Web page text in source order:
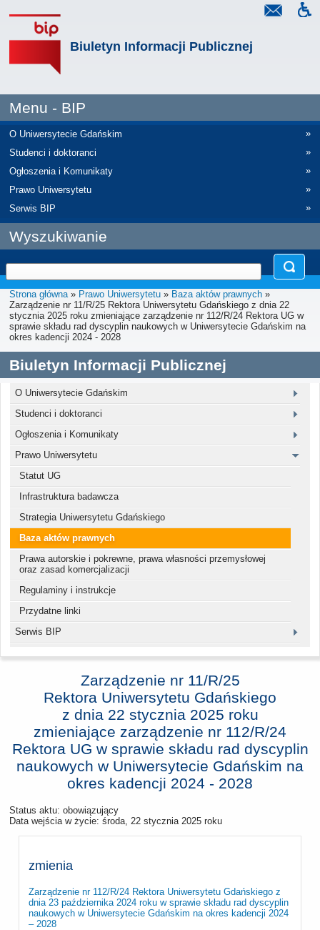
Biuletyn Informacji Publicznej
Menu - BIP
O Uniwersytecie Gdańskim
»
Studenci i doktoranci
»
Ogłoszenia i Komunikaty
»
Prawo Uniwersytetu
»
Serwis BIP
»
Wyszukiwanie
Strona główna» Prawo Uniwersytetu » Baza aktów prawnych »
Zarządzenie nr 11/R/25 Rektora Uniwersytetu Gdańskiego z dnia 22
stycznia 2025 roku zmieniające zarządzenie nr 112/R/24 Rektora UG w
sprawie składu rad dyscyplin naukowych w Uniwersytecie Gdańskim na
okres kadencji 2024 - 2028
Biuletyn Informacji Publicznej
O Uniwersytecie Gdańskim
Studenci i doktoranci
Ogłoszenia i Komunikaty
Prawo Uniwersytetu
Statut UG
Infrastruktura badawcza
Strategia Uniwersytetu Gdańskiego
Baza aktów prawnych
Prawa autorskie i pokrewne, prawa własności przemysłowej
oraz zasad komercjalizacji
Regulaminy i instrukcje
Przydatne linki
Serwis BIP
Zarządzenie nr 11/R/25
Rektora Uniwersytetu Gdańskiego
z dnia 22 stycznia 2025 roku
zmieniające zarządzenie nr 112/R/24
Rektora UG w sprawie składu rad dyscyplin
naukowych w Uniwersytecie Gdańskim na
okres kadencji 2024 - 2028
Status aktu: obowiązujący
Data wejścia w życie: środa, 22 stycznia 2025 roku
zmienia
Zarządzenie nr 112/R/24 Rektora Uniwersytetu Gdańskiego z
dnia 23 października 2024 roku w sprawie składu rad dyscyplin
naukowych w Uniwersytecie Gdańskim na okres kadencji 2024
– 2028